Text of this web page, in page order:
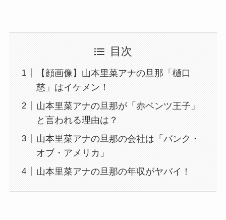
目次
【顔画像】山本里菜アナの旦那「樋口
慈」はイケメン！
山本里菜アナの旦那が「赤ベンツ王子」
と言われる理由は？
山本里菜アナの旦那の会社は「バンク・
オブ・アメリカ」
山本里菜アナの旦那の年収がヤバイ！